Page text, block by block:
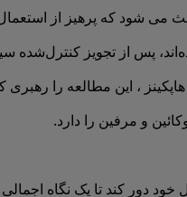
دخانیات در طی یک دوره
از تجویز کنترل‌شده
و مرفین را دارد.
دور کند تا یک نگاه